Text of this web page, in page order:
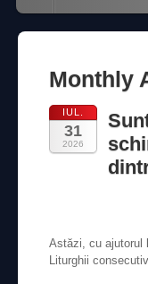
Monthly
IUL.
31
2026
Astăzi, cu ajutorul
Liturghii